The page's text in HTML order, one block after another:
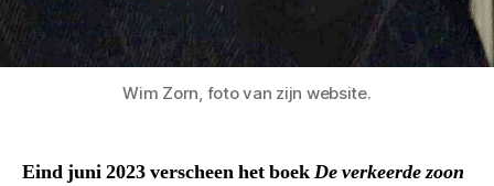
Wim Zorn, foto van zijn website.
Eind juni 2023 verscheen het boekDe verkeerde zoon